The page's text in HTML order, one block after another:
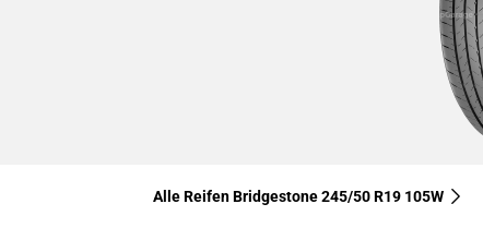
Alle Reifen Bridgestone 245/50 R19 105W